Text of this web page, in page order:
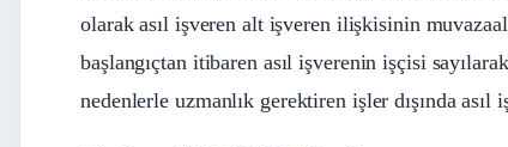
olarak asıl işveren alt işveren ilişkisinin
başlangıçtan itibaren asıl işverenin işçisi
nedenlerle uzmanlık gerektiren işler dışında